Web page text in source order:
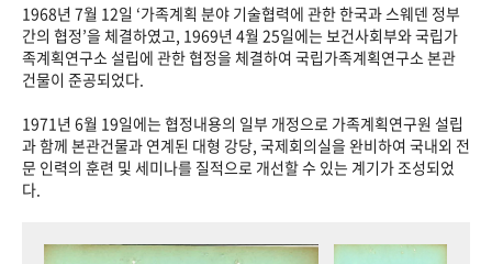
성과 50선 숫자로 보는 50년 50+1주년 광장
세계와 함께 한 KIHASA
VR 역사관
1968년 7월 12일 ‘가족계획 분야 기술협력에 관한 한국과 스웨덴 정부
간의 협정’을 체결하였고, 1969년 4월 25일에는 보건사회부와 국립가
족계획연구소 설립에 관한 협정을 체결하여 국립가족계획연구소 본관
건물이 준공되었다.
1971년 6월 19일에는 협정내용의 일부 개정으로 가족계획연구원 설립
과 함께 본관건물과 연계된 대형 강당, 국제회의실을 완비하여 국내외 전
문 인력의 훈련 및 세미나를 질적으로 개선할 수 있는 계기가 조성되었
다.